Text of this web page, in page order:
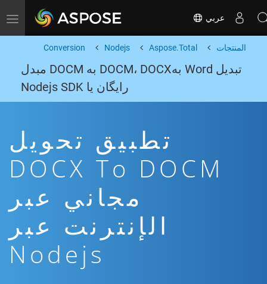
Toggle navigation عربي
المنتجات Aspose.Total
Nodejs
Conversion
تبدیل Word بهDOCM، DOCX به DOCM مبدل
رایگان یا Nodejs SDK
تطبيق تحويل
DOCX To DOCM
مجاني عبر
الإنترنت عبر
Nodejs